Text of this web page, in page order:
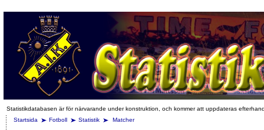
Statistikdatabasen är för närvarande under konstruktion, och kommer att uppdateras
Startsida
Fotboll Statistik Matcher